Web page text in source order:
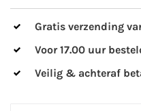
Gratis verzending
Voor 17.00 uur
Veilig & achteraf